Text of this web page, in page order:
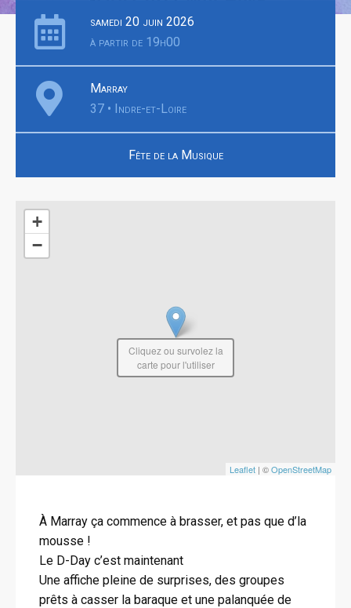
samedi 20 juin 2026
à partir de 19h00
Marray
37 • Indre-et-Loire
Fête de la Musique
+
−
Leaflet | ©OpenStreetMap
Cliquez ou survolez la
carte pour l'utiliser
À Marray ça commence à brasser, et pas que d’la
mousse !
Le D-Day c’est maintenant
Une affiche pleine de surprises, des groupes
prêts à casser la baraque et une palanquée de